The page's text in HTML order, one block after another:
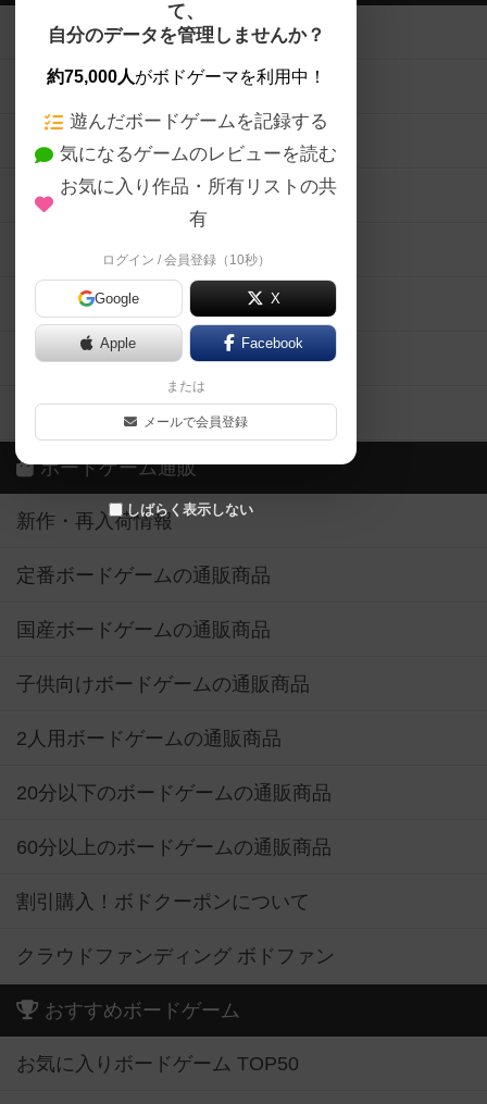
て、
自分のデータを管理しませんか？
約75,000人がボドゲーマを利用中！
遊んだボードゲームを記録する
気になるゲームのレビューを読む
お気に入り作品・所有リストの共
有
ログイン / 会員登録（10秒）
Google X
Apple Facebook
または
メールで会員登録
しばらく表示しない
ボードゲームを検索する
ボードゲームの新着レビュー
ボードゲーム会情報
メカニクス特集
掲示板・トピックス
ボドとも・会員一覧
ボードゲーム業界コラム
ボドゲーマご利用案内
ボードゲーム通販
新作・再入荷情報
定番ボードゲームの通販商品
国産ボードゲームの通販商品
子供向けボードゲームの通販商品
2人用ボードゲームの通販商品
20分以下のボードゲームの通販商品
60分以上のボードゲームの通販商品
割引購入！ボドクーポンについて
クラウドファンディング ボドファン
おすすめボードゲーム
お気に入りボードゲーム TOP50